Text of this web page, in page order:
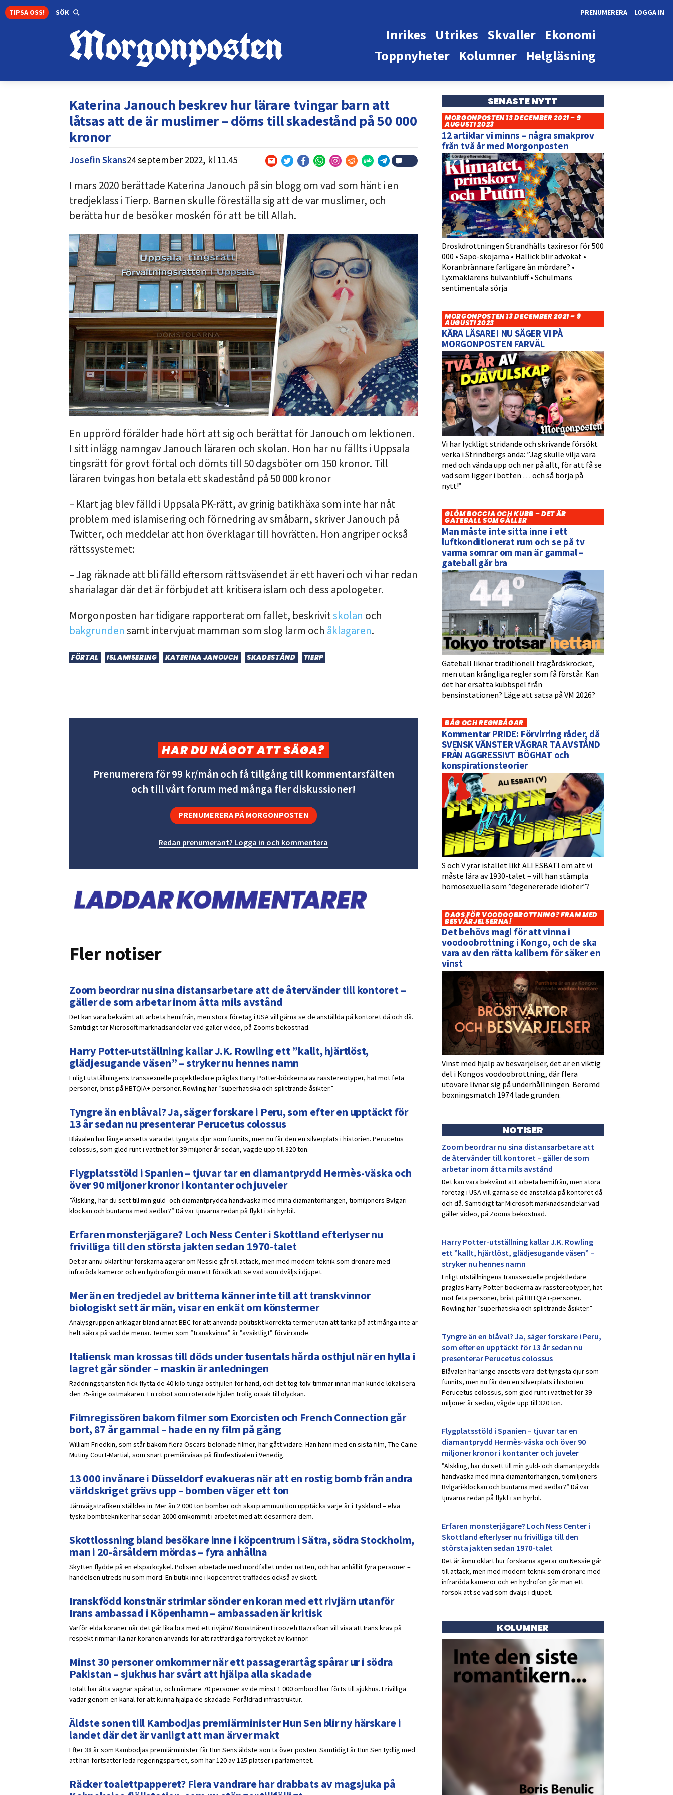
TIPSA OSS! SÖK LOGGA IN
PRENUMERERA
Ekonomi
Skvaller
Utrikes
Inrikes
Helgläsning
Kolumner
Toppnyheter
Katerina Janouch beskrev hur lärare tvingar barn att
låtsas att de är muslimer – döms till skadestånd på 50 000
kronor
Josefin Skans24 september 2022, kl 11.45
I mars 2020 berättade Katerina Janouch på sin blogg om vad som hänt i en
tredjeklass i Tierp. Barnen skulle föreställa sig att de var muslimer, och
berätta hur de besöker moskén för att be till Allah.
En upprörd förälder hade hört att sig och berättat för Janouch om lektionen.
I sitt inlägg namngav Janouch läraren och skolan. Hon har nu fällts i Uppsala
tingsrätt för grovt förtal och dömts till 50 dagsböter om 150 kronor. Till
läraren tvingas hon betala ett skadestånd på 50 000 kronor
Klart jag blev fälld i Uppsala PK-rätt, av grinig batikhäxa som inte har nåt
problem med islamisering och förnedring av småbarn, skriver Janouch på
Twitter, och meddelar att hon överklagar till hovrätten. Hon angriper också
rättssystemet:
Jag räknade att bli fälld eftersom rättsväsendet är ett haveri och vi har redan
sharialagar där det är förbjudet att kritisera islam och dess apologeter.
Morgonposten har tidigare rapporterat om fallet, beskrivitskolan och
bakgrunden samt intervjuat mamman som slog larm och åklagaren.
FÖRTAL ISLAMISERING KATERINA JANOUCH SKADESTÅND TIERP
HAR DU NÅGOT ATT SÄGA?
Prenumerera för 99 kr/mån och få tillgång till kommentarsfälten
och till vårt forum med många fler diskussioner!
PRENUMERERA PÅ MORGONPOSTEN
Redan prenumerant? Logga in och kommentera
Fler notiser
Zoom beordrar nu sina distansarbetare att de återvänder till kontoret –
gäller de som arbetar inom åtta mils avstånd
Det kan vara bekvämt att arbeta hemifrån, men stora företag i USA vill gärna se de anställda på kontoret då och då.
Samtidigt tar Microsoft marknadsandelar vad gäller video, på Zooms bekostnad.
Harry Potter-utställning kallar J.K. Rowling ett ”kallt, hjärtlöst,
glädjesugande väsen” – stryker nu hennes namn
Enligt utställningens transsexuelle projektledare präglas Harry Potter-böckerna av rasstereotyper, hat mot feta
personer, brist på HBTQIA+-personer. Rowling har ”superhatiska och splittrande åsikter.”
Tyngre än en blåval? Ja, säger forskare i Peru, som efter en upptäckt för
13 år sedan nu presenterar Perucetus colossus
Blåvalen har länge ansetts vara det tyngsta djur som funnits, men nu får den en silverplats i historien. Perucetus
colossus, som gled runt i vattnet för 39 miljoner år sedan, vägde upp till 320 ton.
Flygplatsstöld i Spanien – tjuvar tar en diamantprydd Hermès-väska och
över 90 miljoner kronor i kontanter och juveler
”Älskling, har du sett till min guld- och diamantprydda handväska med mina diamantörhängen, tiomiljoners Bvlgari-
klockan och buntarna med sedlar?” Då var tjuvarna redan på flykt i sin hyrbil.
Erfaren monsterjägare? Loch Ness Center i Skottland efterlyser nu
frivilliga till den största jakten sedan 1970-talet
Det är ännu oklart hur forskarna agerar om Nessie går till attack, men med modern teknik som drönare med
infraröda kameror och en hydrofon gör man ett försök att se vad som dväljs i djupet.
Mer än en tredjedel av britterna känner inte till att transkvinnor
biologiskt sett är män, visar en enkät om könstermer
Analysgruppen anklagar bland annat BBC för att använda politiskt korrekta termer utan att tänka på att många inte är
helt säkra på vad de menar. Termer som ”transkvinna” är ”avsiktligt” förvirrande.
Italiensk man krossas till döds under tusentals hårda osthjul när en hylla i
lagret går sönder – maskin är anledningen
Räddningstjänsten fick flytta de 40 kilo tunga osthjulen för hand, och det tog tolv timmar innan man kunde lokalisera
den 75-årige ostmakaren. En robot som roterade hjulen trolig orsak till olyckan.
Filmregissören bakom filmer som Exorcisten och French Connection går
bort, 87 år gammal – hade en ny film på gång
William Friedkin, som står bakom flera Oscars-belönade filmer, har gått vidare. Han hann med en sista film, The Caine
Mutiny Court-Martial, som snart premiärvisas på filmfestivalen i Venedig.
13 000 invånare i Düsseldorf evakueras när att en rostig bomb från andra
världskriget grävs upp – bomben väger ett ton
Järnvägstrafiken ställdes in. Mer än 2 000 ton bomber och skarp ammunition upptäcks varje år i Tyskland – elva
tyska bombtekniker har sedan 2000 omkommit i arbetet med att desarmera dem.
Skottlossning bland besökare inne i köpcentrum i Sätra, södra Stockholm,
man i 20-årsåldern mördas – fyra anhållna
Skytten flydde på en elsparkcykel. Polisen arbetade med mordfallet under natten, och har anhållit fyra personer –
händelsen utreds nu som mord. En butik inne i köpcentret träffades också av skott.
Iranskfödd konstnär strimlar sönder en koran med ett rivjärn utanför
Irans ambassad i Köpenhamn – ambassaden är kritisk
Varför elda koraner när det går lika bra med ett rivjärn? Konstnären Firoozeh Bazrafkan vill visa att Irans krav på
respekt rimmar illa när koranen används för att rättfärdiga förtrycket av kvinnor.
Minst 30 personer omkommer när ett passagerartåg spårar ur i södra
Pakistan – sjukhus har svårt att hjälpa alla skadade
Totalt har åtta vagnar spårat ur, och närmare 70 personer av de minst 1 000 ombord har förts till sjukhus. Frivilliga
vadar genom en kanal för att kunna hjälpa de skadade. Föråldrad infrastruktur.
Äldste sonen till Kambodjas premiärminister Hun Sen blir ny härskare i
landet där det är vanligt att man ärver makt
Efter 38 år som Kambodjas premiärminister får Hun Sens äldste son ta över posten. Samtidigt är Hun Sen tydlig med
att han fortsätter leda regeringspartiet, som har 120 av 125 platser i parlamentet.
Räcker toalettpapperet? Flera vandrare har drabbats av magsjuka på
SENASTE NYTT
MORGONPOSTEN 13 DECEMBER 2021 – 9
AUGUSTI 2023
12 artiklar vi minns – några smakprov
från två år med Morgonposten
Droskdrottningen Strandhälls taxiresor för 500
000 • Säpo-skojarna • Hallick blir advokat •
Koranbrännare farligare än mördare? •
Lyxmäklarens bulvanbluff • Schulmans
sentimentala sörja
MORGONPOSTEN 13 DECEMBER 2021 – 9
AUGUSTI 2023
KÄRA LÄSARE! NU SÄGER VI PÅ
MORGONPOSTEN FARVÄL
Vi har lyckligt stridande och skrivande försökt
verka i Strindbergs anda: ”Jag skulle vilja vara
med och vända upp och ner på allt, för att få se
vad som ligger i botten … och så börja på
nytt!”
GLÖM BOCCIA OCH KUBB – DET ÄR
GATEBALL SOM GÄLLER
Man måste inte sitta inne i ett
luftkonditionerat rum och se på tv
varma somrar om man är gammal –
gateball går bra
Gateball liknar traditionell trägårdskrocket,
men utan krångliga regler som få förstår. Kan
det här ersätta kubbspel från
bensinstationen? Läge att satsa på VM 2026?
BÅG OCH REGNBÅGAR
Kommentar PRIDE: Förvirring råder, då
SVENSK VÄNSTER VÄGRAR TA AVSTÅND
FRÅN AGGRESSIVT BÖGHAT och
konspirationsteorier
S och V yrar istället likt ALI ESBATI om att vi
måste lära av 1930-talet – vill han stämpla
homosexuella som ”degenererade idioter”?
DAGS FÖR VOODOOBROTTNING? FRAM MED
BESVÄRJELSERNA!
Det behövs magi för att vinna i
voodoobrottning i Kongo, och de ska
vara av den rätta kalibern för säker en
vinst
Vinst med hjälp av besvärjelser, det är en viktig
del i Kongos voodoobrottning, där flera
utövare livnär sig på underhållningen. Berömd
boxningsmatch 1974 lade grunden.
NOTISER
Zoom beordrar nu sina distansarbetare att
de återvänder till kontoret – gäller de som
arbetar inom åtta mils avstånd
Det kan vara bekvämt att arbeta hemifrån, men stora
företag i USA vill gärna se de anställda på kontoret då
och då. Samtidigt tar Microsoft marknadsandelar vad
gäller video, på Zooms bekostnad.
Harry Potter-utställning kallar J.K. Rowling
ett ”kallt, hjärtlöst, glädjesugande väsen” –
stryker nu hennes namn
Enligt utställningens transsexuelle projektledare
präglas Harry Potter-böckerna av rasstereotyper, hat
mot feta personer, brist på HBTQIA+-personer.
Rowling har ”superhatiska och splittrande åsikter.”
Tyngre än en blåval? Ja, säger forskare i Peru,
som efter en upptäckt för 13 år sedan nu
presenterar Perucetus colossus
Blåvalen har länge ansetts vara det tyngsta djur som
funnits, men nu får den en silverplats i historien.
Perucetus colossus, som gled runt i vattnet för 39
miljoner år sedan, vägde upp till 320 ton.
Flygplatsstöld i Spanien – tjuvar tar en
diamantprydd Hermès-väska och över 90
miljoner kronor i kontanter och juveler
”Älskling, har du sett till min guld- och diamantprydda
handväska med mina diamantörhängen, tiomiljoners
Bvlgari-klockan och buntarna med sedlar?” Då var
tjuvarna redan på flykt i sin hyrbil.
Erfaren monsterjägare? Loch Ness Center i
Skottland efterlyser nu frivilliga till den
största jakten sedan 1970-talet
Det är ännu oklart hur forskarna agerar om Nessie går
till attack, men med modern teknik som drönare med
infraröda kameror och en hydrofon gör man ett
försök att se vad som dväljs i djupet.
KOLUMNER